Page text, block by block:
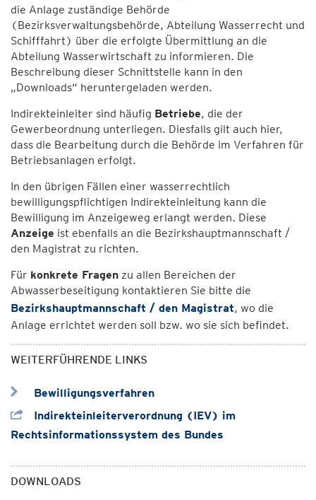
die Anlage zuständige Behörde
(Bezirksverwaltungsbehörde, Abteilung Wasserrecht und
Schifffahrt) über die erfolgte Übermittlung an die
Abteilung Wasserwirtschaft zu informieren. Die
Beschreibung dieser Schnittstelle kann in den
„Downloads“ heruntergeladen werden.
Indirekteinleiter sind häufig Betriebe, die der
Gewerbeordnung unterliegen. Diesfalls gilt auch hier,
dass die Bearbeitung durch die Behörde im Verfahren für
Betriebsanlagen erfolgt.
In den übrigen Fällen einer wasserrechtlich
bewilligungspflichtigen Indirekteinleitung kann die
Bewilligung im Anzeigeweg erlangt werden. Diese
Anzeige ist ebenfalls an die Bezirkshauptmannschaft /
den Magistrat zu richten.
Für konkrete Fragen zu allen Bereichen der
Abwasserbeseitigung kontaktieren Sie bitte die
Bezirkshauptmannschaft / den Magistrat, wo die
Anlage errichtet werden soll bzw. wo sie sich befindet.
WEITERFÜHRENDE LINKS
Bewilligungsverfahren
Indirekteinleiterverordnung (IEV) im
Rechtsinformationssystem des Bundes
DOWNLOADS